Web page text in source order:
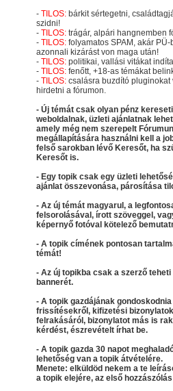
- TILOS: bárkit sértegetni,
szidni!
- TILOS: trágár, alpári hangnemben
- TILOS: folyamatos SPAM, akár PÜ-
azonnali kizárást von maga után!
- TILOS: politikai, vallási vitákat
- TILOS: fenőtt, +18-as témákat
- TILOS: csalásra buzdító pluginokat
hirdetni a fórumon.
- Új témát csak olyan pénz
weboldalnak, üzleti ajánlatnak
amely még nem szerepelt
megállapítására használni kell a
felső sarokban lévő Keresőt, ha
Keresőt is.
- Egy topik csak egy üzleti
ajánlat összevonása, párosítása
- Az új témát magyarul, a
felsorolásával, írott szöveggel,
képernyő fotóval kötelező
- A topik címének pontosan
témát!
- Az új topikba csak a szerző
bannerét.
- A topik gazdájának
frissítésekről, kifizetési bizonylatok
felrakásáról, bizonylatot más is
kérdést, észrevételt írhat be.
- A topik gazda 30 napot
lehetőség van a topik átvételére.
Menete: elküldöd nekem a te
a topik elejére, az első